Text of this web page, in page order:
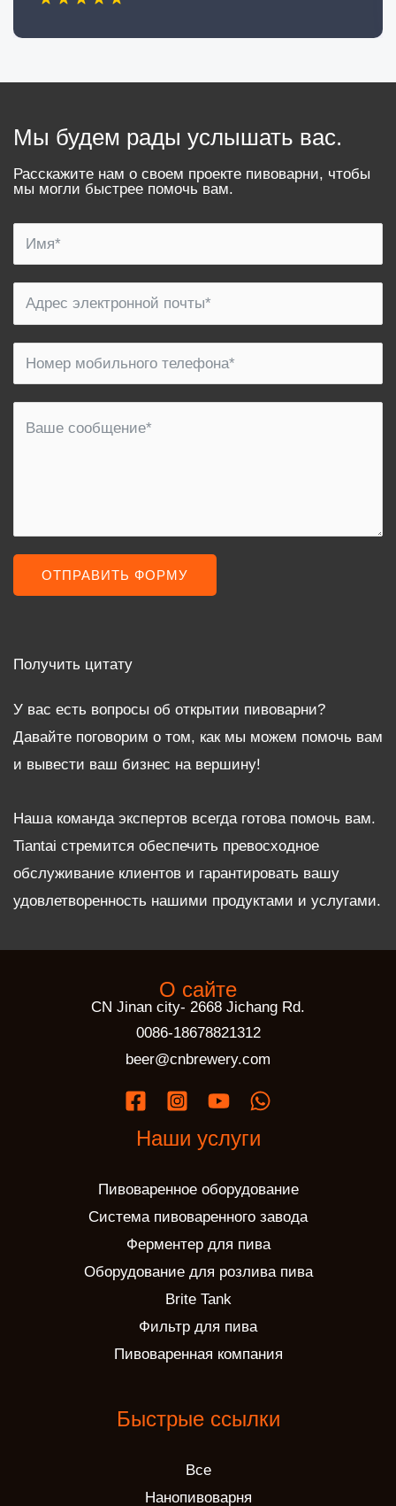
Мы будем рады услышать вас.
Расскажите нам о своем проекте пивоварни, чтобы
мы могли быстрее помочь вам.
ОТПРАВИТЬ ФОРМУ
Получить цитату
У вас есть вопросы об открытии пивоварни?
Давайте поговорим о том, как мы можем помочь вам
и вывести ваш бизнес на вершину!
Наша команда экспертов всегда готова помочь вам.
Tiantai стремится обеспечить превосходное
обслуживание клиентов и гарантировать вашу
удовлетворенность нашими продуктами и услугами.
О сайте
CN Jinan city- 2668 Jichang Rd.
0086-18678821312
beer@cnbrewery.com
Наши услуги
Пивоваренное оборудование
Система пивоваренного завода
Ферментер для пива
Оборудование для розлива пива
Brite Tank
Фильтр для пива
Пивоваренная компания
Быстрые ссылки
Все
Нанопивоварня